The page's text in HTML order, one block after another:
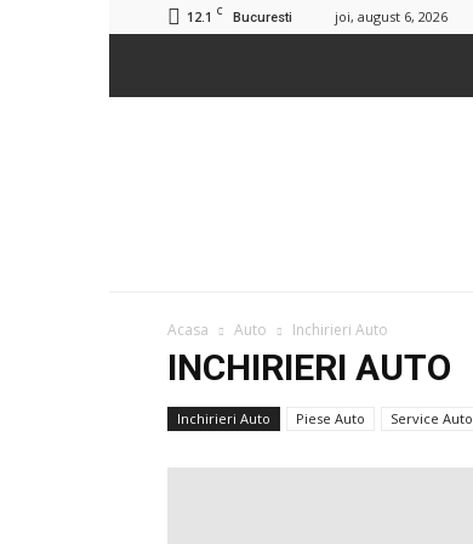
12.1 C Bucuresti joi, august 6, 2026
Acasa Auto Inchirieri Auto
INCHIRIERI AUTO
Inchirieri Auto Piese Auto Service Auto